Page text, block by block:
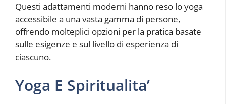
Questi adattamenti moderni hanno reso lo yoga
accessibile a una vasta gamma di persone,
offrendo molteplici opzioni per la pratica basate
sulle esigenze e sul livello di esperienza di
ciascuno.
Yoga E Spiritualita’